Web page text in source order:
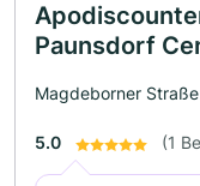
Paunsdorf
Magdeborner
5.0 (1